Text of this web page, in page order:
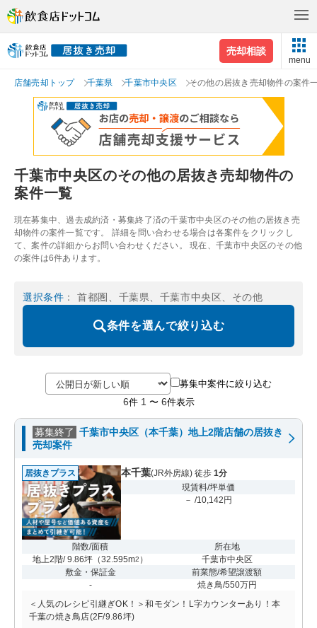
売却相談
menu
店舗売却トップ 千葉県 千葉市中央区 その他の居抜き売却物件の案件
千葉市中央区のその他の居抜き売却物件の
案件一覧
現在募集中、過去成約済・募集終了済の千葉市中央区のその他の居抜き売
却物件の案件一覧です。 詳細を問い合わせる場合は各案件をクリックし
て、案件の詳細からお問い合わせください。 現在、千葉市中央区のその他
の案件は6件あります。
選択条件 ： 首都圏、千葉県、千葉市中央区、その他
条件を選んで絞り込む
募集中案件に絞り込む
6件 1 〜 6件表示
募集終了 千葉市中央区（本千葉）地上2階店舗の居抜き
売却案件
居抜きプラス 本千葉(JR外房線) 徒歩 1分
現賃料/坪単価
－ /10,142円
階数/面積
地上2階/ 9.86坪 （32.595m2 ）
所在地
千葉市中央区
敷金・保証金
-
前業態/希望譲渡額
焼き鳥/550万円
＜人気のレシピ引継ぎOK！＞和モダン！L字カウンターあり！本
千葉の焼き鳥店(2F/9.86坪)